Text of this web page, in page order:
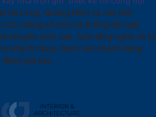
Hạ Long, Quảng Ninh và các tỉnh
CCJ đang sở hữu hệ thống đội ngũ
chuyên môn cao, luôn lắng nghe và tư
khách hàng, được các khách hàng
giá cao.